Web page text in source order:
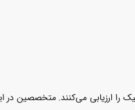
را ارزیابی می‌کنند. متخصصین در